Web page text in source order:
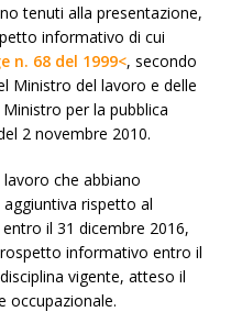
tenuti alla presentazione,
informativo di cui
n. 68 del 1999<, secondo
Ministro del lavoro e delle
per la pubblica
2 novembre 2010.
che abbiano
rispetto al
il 31 dicembre 2016,
informativo entro il
vigente, atteso il
occupazionale.